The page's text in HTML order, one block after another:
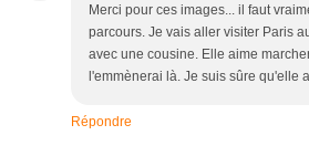
Merci pour ces images... il faut
parcours. Je vais aller visiter Paris
avec une cousine. Elle aime
l'emmènerai là. Je suis sûre qu'elle
Répondre